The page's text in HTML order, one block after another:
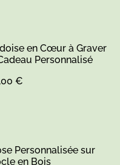
en Cœur à Graver
Personnalisé
€
Personnalisée sur
en Bois